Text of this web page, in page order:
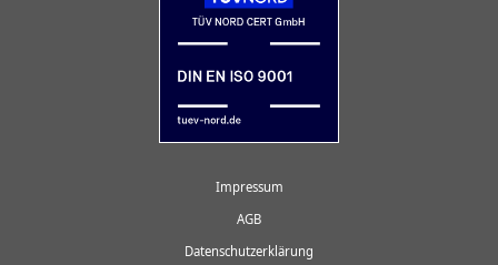
Impressum
AGB
Datenschutzerklärung